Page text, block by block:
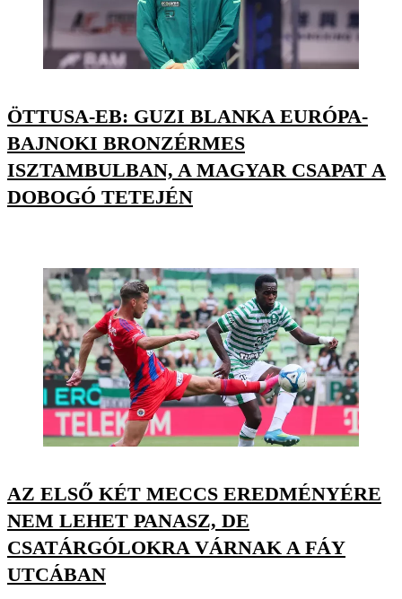
ÖTTUSA-EB: GUZI BLANKA EURÓPA-
BAJNOKI BRONZÉRMES
ISZTAMBULBAN, A MAGYAR CSAPAT A
DOBOGÓ TETEJÉN
AZ ELSŐ KÉT MECCS EREDMÉNYÉRE
NEM LEHET PANASZ, DE
CSATÁRGÓLOKRA VÁRNAK A FÁY
UTCÁBAN